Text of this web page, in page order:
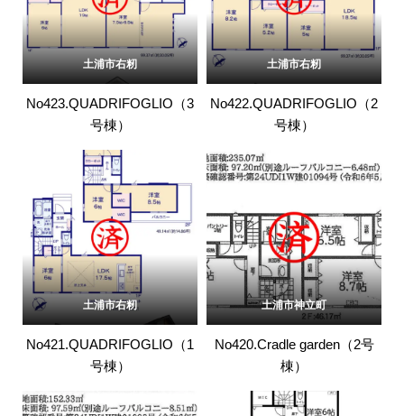
土浦市右籾
No423.QUADRIFOGLIO（3
号棟）
土浦市右籾
No422.QUADRIFOGLIO（2
号棟）
土浦市右籾
No421.QUADRIFOGLIO（1
号棟）
土浦市神立町
No420.Cradle garden（2号
棟）